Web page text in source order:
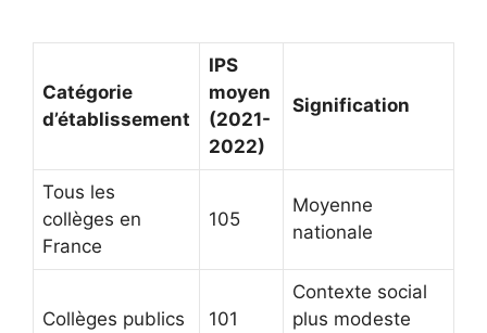
Catégorie
d’établissement
IPS
moyen
(2021-
2022)
Signification
Tous les
collèges en
France
105
Moyenne
nationale
Collèges publics 101
Contexte social
plus modeste